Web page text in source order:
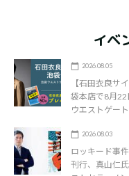
イベ
2026.08.05
【石田衣良サ
袋本店で8月
ウエストゲー
2026.08.03
ロッキード事
刊行、真山仁